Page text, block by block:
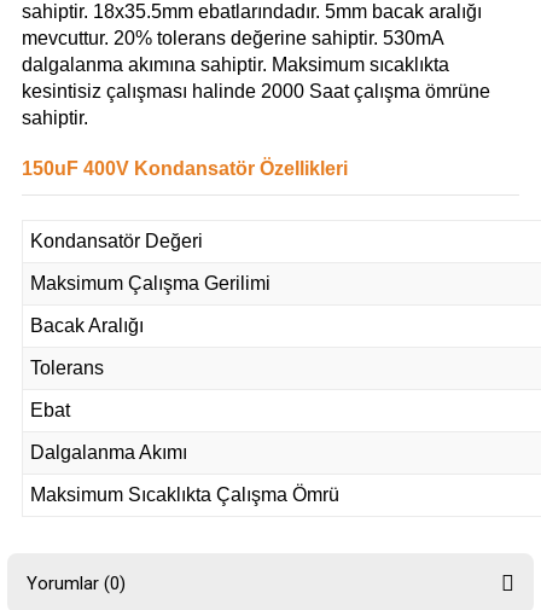
sahiptir. 18x35.5mm ebatlarındadır. 5mm bacak aralığı
mevcuttur. 20% tolerans değerine sahiptir. 530mA
dalgalanma akımına sahiptir. Maksimum sıcaklıkta
kesintisiz çalışması halinde 2000 Saat çalışma ömrüne
sahiptir.
150uF 400V Kondansatör Özellikleri
Kondansatör Değeri
Maksimum Çalışma Gerilimi
Bacak Aralığı
Tolerans
Ebat
Dalgalanma Akımı
Maksimum Sıcaklıkta Çalışma Ömrü
Yorumlar (0)